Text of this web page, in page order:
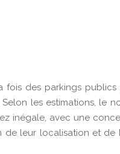
fois des parkings
les estimations, le
inégale, avec une
leur localisation et